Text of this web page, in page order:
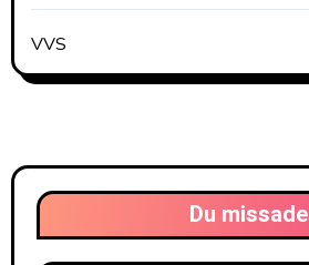
VVS
Du missade